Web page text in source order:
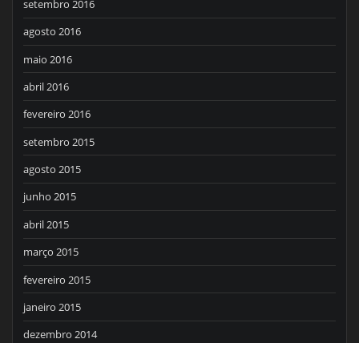
setembro 2016
agosto 2016
maio 2016
abril 2016
fevereiro 2016
setembro 2015
agosto 2015
junho 2015
abril 2015
março 2015
fevereiro 2015
janeiro 2015
dezembro 2014